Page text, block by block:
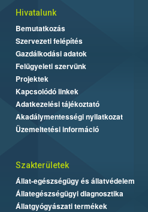
Hivatalunk
Bemutatkozás
Szervezeti felépítés
Gazdálkodási adatok
Felügyeleti szervünk
Projektek
Kapcsolódó linkek
Adatkezelési tájékoztató
Akadálymentességi nyilatkozat
Üzemeltetési információ
Szakterületek
Állat-egészségügy és állatvédelem
Állategészségügyi diagnosztika
Állatgyógyászati termékek